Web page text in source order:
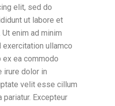
elit, sed do
ut labore et
enim ad minim
exercitation ullamco
ex ea commodo
irure dolor in
velit esse cillum
Excepteur